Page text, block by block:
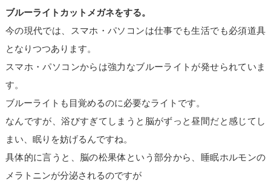
ブルーライトカットメガネをする。
今の現代では、スマホ・パソコンは仕事でも生活でも必須道具
となりつつあります。
スマホ・パソコンからは強力なブルーライトが発せられていま
す。
ブルーライトも目覚めるのに必要なライトです。
なんですが、浴びすぎてしまうと脳がずっと昼間だと感じてし
まい、眠りを妨げるんですね。
具体的に言うと、脳の松果体という部分から、睡眠ホルモンの
メラトニンが分泌されるのですが